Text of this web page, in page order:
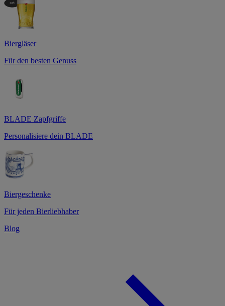
Biergläser
Für den besten Genuss
BLADE Zapfgriffe
Personalisiere dein BLADE
Biergeschenke
Für jeden Bierliebhaber
Blog